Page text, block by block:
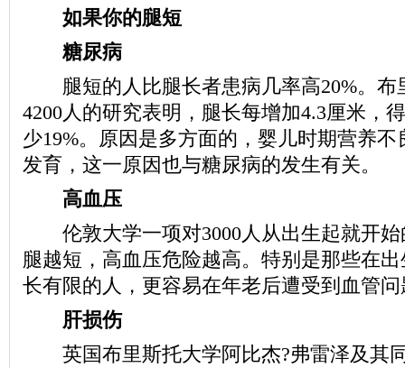
如果你的腿短
糖尿病
腿短的人比腿长者患病几率高20%。布
4200人的研究表明，腿长每增加4.3厘米，
少19%。原因是多方面的，婴儿时期营养
发育，这一原因也与糖尿病的发生有关。
高血压
伦敦大学一项对3000人从出生起就开始
腿越短，高血压危险越高。特别是那些在
长有限的人，更容易在年老后遭受到血管
肝损伤
英国布里斯托大学阿比杰?弗雷泽及其